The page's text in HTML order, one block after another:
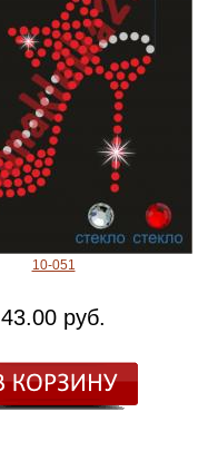
10-051
43.00 руб.